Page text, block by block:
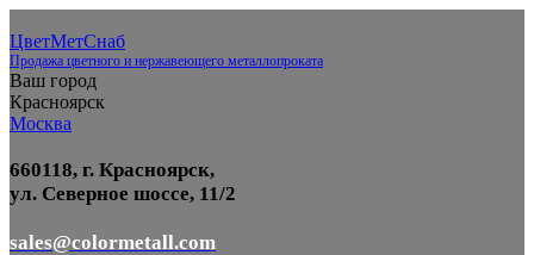
ЦветМетСнаб
Продажа цветного и нержавеющего металлопроката
Ваш город
Красноярск
Москва
660118, г. Красноярск,
ул. Северное шоссе, 11/2
sales@colormetall.com